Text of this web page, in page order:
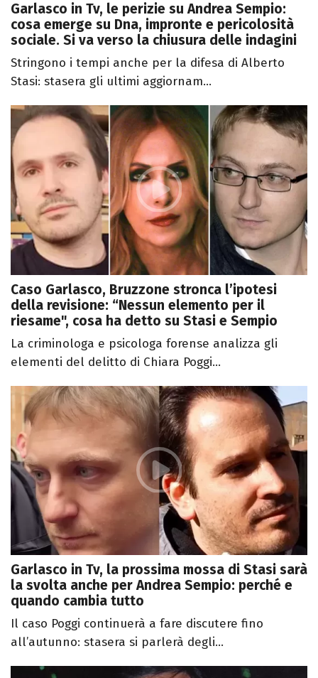
Garlasco in Tv, le perizie su Andrea Sempio:
cosa emerge su Dna, impronte e pericolosità
sociale. Si va verso la chiusura delle indagini
Stringono i tempi anche per la difesa di Alberto
Stasi: stasera gli ultimi aggiornam...
Caso Garlasco, Bruzzone stronca l’ipotesi
della revisione: “Nessun elemento per il
riesame", cosa ha detto su Stasi e Sempio
La criminologa e psicologa forense analizza gli
elementi del delitto di Chiara Poggi...
Garlasco in Tv, la prossima mossa di Stasi sarà
la svolta anche per Andrea Sempio: perché e
quando cambia tutto
Il caso Poggi continuerà a fare discutere fino
all’autunno: stasera si parlerà degli...